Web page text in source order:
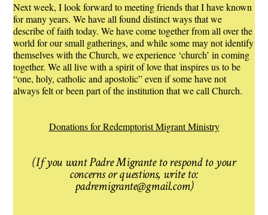
Next week, I look forward to meeting friends that I have known
for many years. We have all found distinct ways that we
describe of faith today. We have come together from all over the
world for our small gatherings, and while some may not identify
themselves with the Church, we experience ‘church’ in coming
together. We all live with a spirit of love that inspires us to be
“one, holy, catholic and apostolic” even if some have not
always felt or been part of the institution that we call Church.
Donations for Redemptorist Migrant Ministry
(If you want Padre Migrante to respond to your
concerns or questions, write to:
padremigrante@gmail.com)